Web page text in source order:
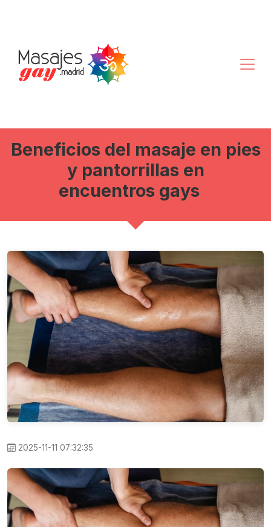
Beneficios del masaje en pies
y pantorrillas en
encuentros gays
2025-11-11 07:32:35